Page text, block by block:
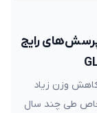
پرسش‌های رایج
کاهش وزن زیاد
خاص طی چند سال